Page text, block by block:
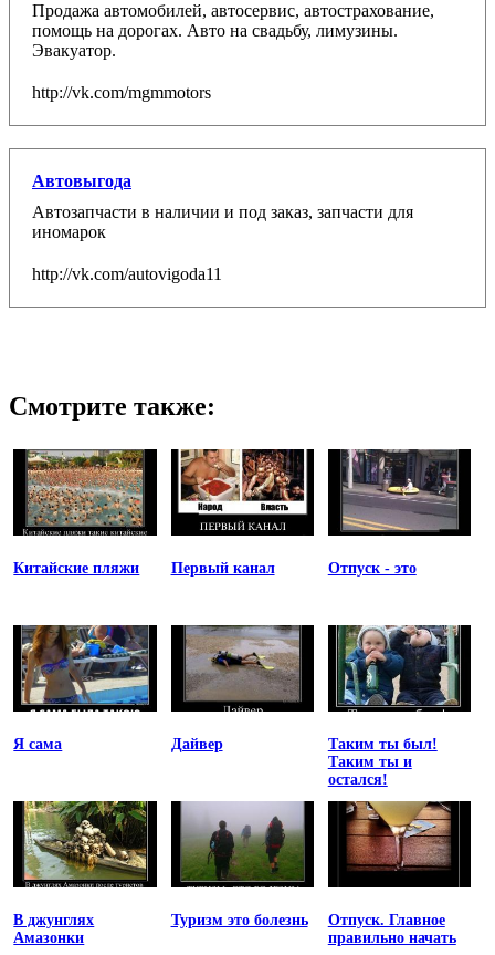
Продажа автомобилей, автосервис, автострахование,
помощь на дорогах. Авто на свадьбу, лимузины.
Эвакуатор.
http://vk.com/mgmmotors
Автовыгода
Автозапчасти в наличии и под заказ, запчасти для
иномарок
http://vk.com/autovigoda11
Смотрите также:
Китайские пляжи Первый канал Отпуск - это
Я сама Дайвер
Таким ты был!
Таким ты и
остался!
В джунглях
Амазонки
Туризм это болезнь
Отпуск. Главное
правильно начать